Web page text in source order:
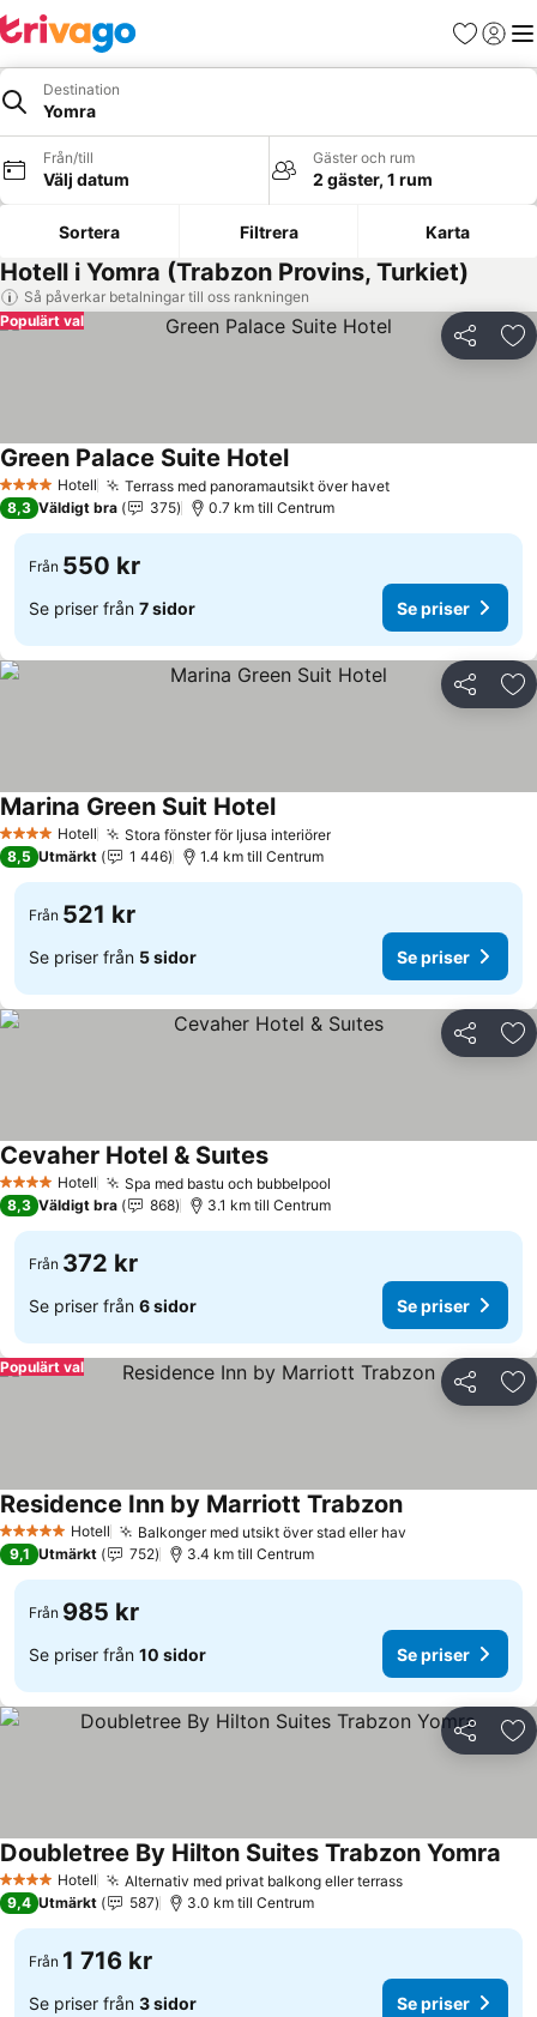
Favoriter
Logga
Destination
Yomra
Från/till
Välj datum
Gäster och rum
2 gäster, 1 rum
Sortera Filtrera Karta
Hotell i Yomra (Trabzon Provins, Turkiet)
Så påverkar betalningar till oss rankningen
Dela
Populärt val
4 StjärnorHotell Terrass med panoramautsikt över havet
Green Palace Suite Hotel
8,3 Väldigt bra 375 0.7 km till Centrum
Från 550 kr
Se priser från 7 sidor Se priser
Dela
4 StjärnorHotell Stora fönster för ljusa interiörer
Marina Green Suit Hotel
8,5 Utmärkt 1 446 1.4 km till Centrum
Från 521 kr
Se priser från 5 sidor Se priser
Dela
4 StjärnorHotell Spa med bastu och bubbelpool
Cevaher Hotel & Suıtes
8,3 Väldigt bra 868 3.1 km till Centrum
Från 372 kr
Se priser från 6 sidor Se priser
Dela
Populärt val
5 Stjärnor Hotell Balkonger med utsikt över stad eller hav
Residence Inn by Marriott Trabzon
9,1 Utmärkt 752 3.4 km till Centrum
Från 985 kr
Se priser från 10 sidor Se priser
Dela
4 StjärnorHotell Alternativ med privat balkong eller terrass
Doubletree By Hilton Suites Trabzon Yomra
9,4 Utmärkt 587 3.0 km till Centrum
Från 1 716 kr
Se priser från 3 sidor Se priser